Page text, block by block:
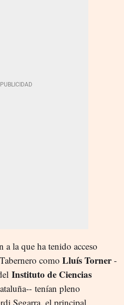
a la que ha tenido acceso
como Lluís Torner-
Instituto de Ciencias
tenían pleno
Segarra, el principal